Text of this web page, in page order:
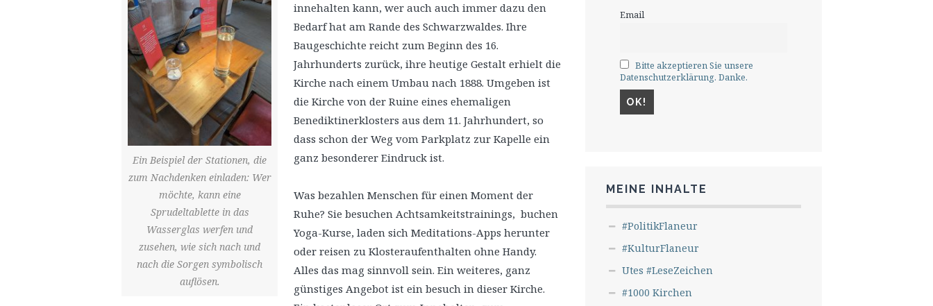
Ein Beispiel der Stationen, die
zum Nachdenken einladen: Wer
möchte, kann eine
Sprudeltablette in das
Wasserglas werfen und
zusehen, wie sich nach und
nach die Sorgen symbolisch
auflösen.
innehalten kann, wer auch auch immer dazu den
Bedarf hat am Rande des Schwarzwaldes. Ihre
Baugeschichte reicht zum Beginn des 16.
Jahrhunderts zurück, ihre heutige Gestalt erhielt die
Kirche nach einem Umbau nach 1888. Umgeben ist
die Kirche von der Ruine eines ehemaligen
Benediktinerklosters aus dem 11. Jahrhundert, so
dass schon der Weg vom Parkplatz zur Kapelle ein
ganz besonderer Eindruck ist.
Was bezahlen Menschen für einen Moment der
Ruhe? Sie besuchen Achtsamkeitstrainings, buchen
Yoga-Kurse, laden sich Meditations-Apps herunter
oder reisen zu Klosteraufenthalten ohne Handy.
Alles das mag sinnvoll sein. Ein weiteres, ganz
günstiges Angebot ist ein besuch in dieser Kirche.
Email
Bitte akzeptieren Sie unsere
Datenschutzerklärung. Danke.
MEINE INHALTE
#PolitikFlaneur
#KulturFlaneur
Utes #LeseZeichen
#1000 Kirchen